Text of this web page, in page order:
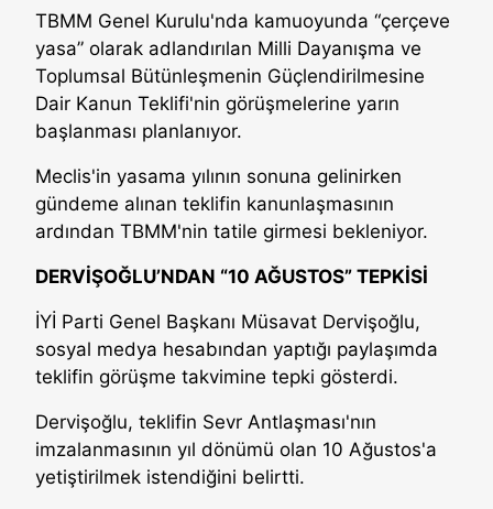
TBMM Genel Kurulu'nda kamuoyunda “çerçeve
yasa” olarak adlandırılan Milli Dayanışma ve
Toplumsal Bütünleşmenin Güçlendirilmesine
Dair Kanun Teklifi'nin görüşmelerine yarın
başlanması planlanıyor.
Meclis'in yasama yılının sonuna gelinirken
gündeme alınan teklifin kanunlaşmasının
ardından TBMM'nin tatile girmesi bekleniyor.
DERVİŞOĞLU’NDAN “10 AĞUSTOS” TEPKİSİ
İYİ Parti Genel Başkanı Müsavat Dervişoğlu,
sosyal medya hesabından yaptığı paylaşımda
teklifin görüşme takvimine tepki gösterdi.
Dervişoğlu, teklifin Sevr Antlaşması'nın
imzalanmasının yıl dönümü olan 10 Ağustos'a
yetiştirilmek istendiğini belirtti.